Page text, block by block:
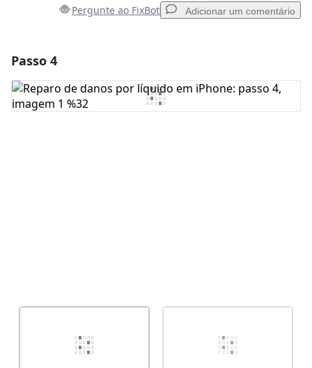
Pergunte ao FixBot Adicionar um comentário
Comentar
Passo 4